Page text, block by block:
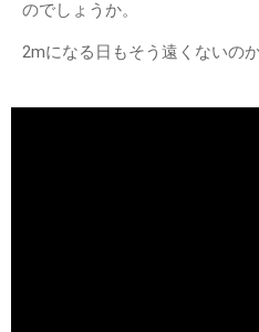
のでしょうか。
2mになる日もそう遠くないの